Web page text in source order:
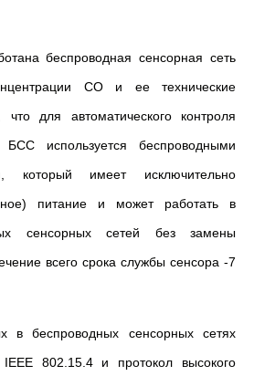
беспроводная сенсорная сеть
СО и ее технические
что для автоматического контроля
используется беспроводными
который имеет исключительно
питание и может работать в
сенсорных сетей без замены
всего срока службы сенсора -7
в беспроводных сенсорных сетях
IEEE 802.15.4 и протокол высокого